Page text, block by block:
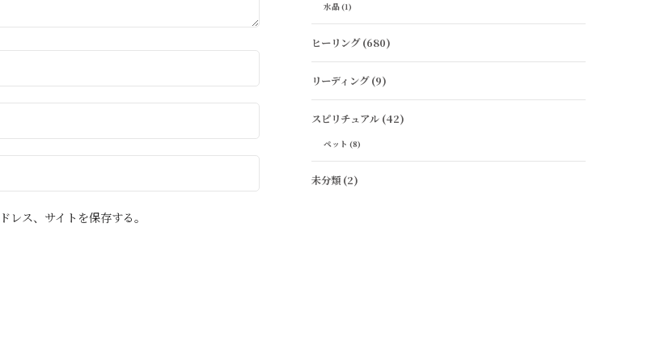
ス、サイトを保存する。
水晶(1)
ヒーリング(680)
リーディング(9)
スピリチュアル(42)
ペット (8)
未分類(2)